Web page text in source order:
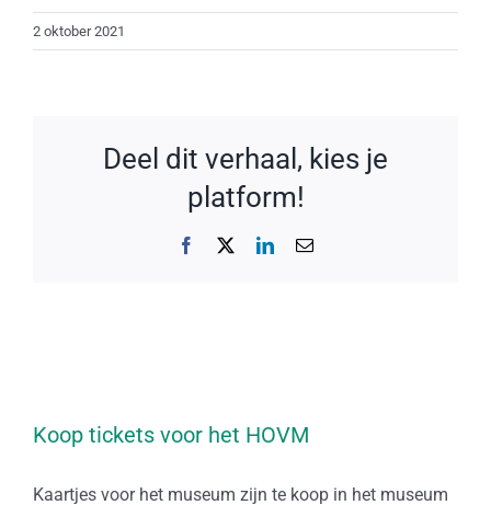
2 oktober 2021
Deel dit verhaal, kies je
platform!
Facebook LinkedIn
E-
Koop tickets voor het HOVM
Kaartjes voor het museum zijn te koop in het museum